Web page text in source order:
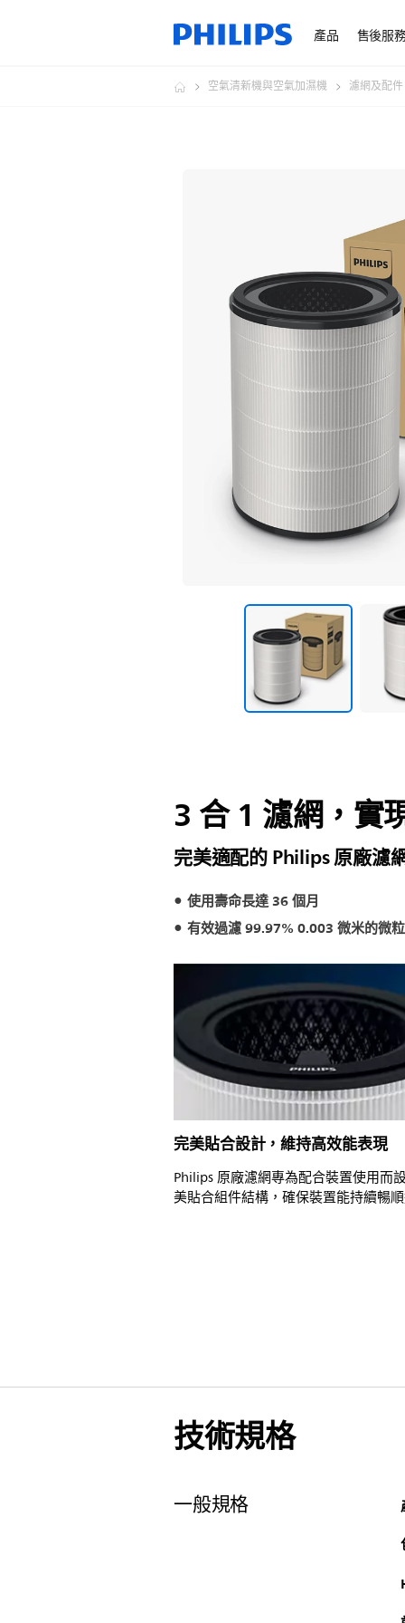
產品 售後服
空氣清新機與空氣加濕機 濾網及配件
3 合 1 濾網，實
完美適配的 Philips 原廠濾
使用壽命長達 36 個月
有效過濾 99.97% 0.003 微米的微粒
完美貼合設計，維持高效能表現
Philips 原廠濾網專為配合裝置使用而
美貼合組件結構，確保裝置能持續暢
技術規格
一般規格